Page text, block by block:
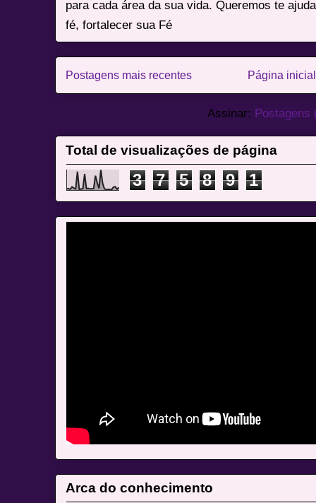
para cada área da sua vida. Queremos te
fé, fortalecer sua Fé
Postagens mais recentes Página inicial
Assinar: Postagens
Total de visualizações de página
3 7 5 8 9 1
Arca do conhecimento